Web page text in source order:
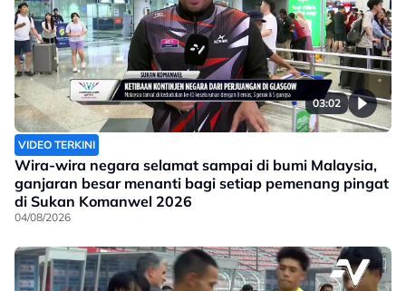
03:02
VIDEO TERKINI
Wira-wira negara selamat sampai di bumi Malaysia,
ganjaran besar menanti bagi setiap pemenang pingat
di Sukan Komanwel 2026
04/08/2026